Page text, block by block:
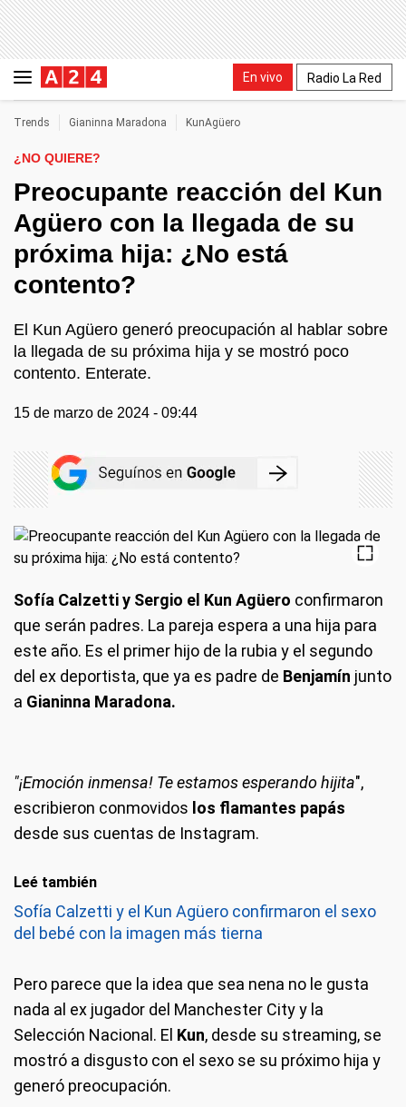
En vivo Radio La Red
Trends Gianinna Maradona KunAgüero
¿NO QUIERE?
Preocupante reacción del Kun
Agüero con la llegada de su
próxima hija: ¿No está
contento?
El Kun Agüero generó preocupación al hablar sobre
la llegada de su próxima hija y se mostró poco
contento. Enterate.
15 de marzo de 2024 - 09:44
Sofía Calzetti y Sergio el Kun Agüero confirmaron
que serán padres. La pareja espera a una hija para
este año. Es el primer hijo de la rubia y el segundo
del ex deportista, que ya es padre de Benjamín junto
a Gianinna Maradona.
"¡Emoción inmensa! Te estamos esperando hijita",
escribieron conmovidos los flamantes papás
desde sus cuentas de Instagram.
Leé también
Sofía Calzetti y el Kun Agüero confirmaron el sexo
del bebé con la imagen más tierna
Pero parece que la idea que sea nena no le gusta
nada al ex jugador del Manchester City y la
Selección Nacional. El Kun, desde su streaming, se
mostró a disgusto con el sexo se su próximo hija y
generó preocupación.